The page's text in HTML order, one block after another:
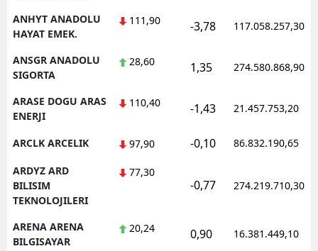
ANHYT ANADOLU
HAYAT EMEK.
111,90 -3,78 117.058.257,30
ANSGR ANADOLU
SIGORTA
28,60 1,35 274.580.868,90
ARASE DOGU ARAS
ENERJI
110,40 -1,43 21.457.753,20
ARCLK ARCELIK 97,90 -0,10 86.832.190,65
ARDYZ ARD
BILISIM
TEKNOLOJILERI
77,30
-0,77 274.219.710,30
ARENA ARENA
BILGISAYAR
20,24 0,90 16.381.449,10